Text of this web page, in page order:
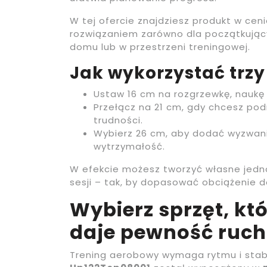
W tej ofercie znajdziesz produkt w
rozwiązaniem zarówno dla
domu lub w przestrzeni treningowej.
Jak wykorzystać
Ustaw 16 cm na rozgrzewkę,
Przełącz na 21 cm, gdy chcesz
trudności.
Wybierz 26 cm, aby dodać
wytrzymałość.
W efekcie możesz tworzyć własne
sesji – tak, by dopasować obciążenie
Wybierz sprzęt,
daje pewność
Trening aerobowy wymaga rytmu i